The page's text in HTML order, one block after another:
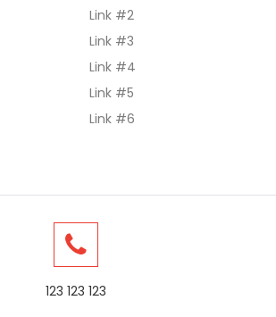
Link #2
Link #3
Link #4
Link #5
Link #6
123 123 123